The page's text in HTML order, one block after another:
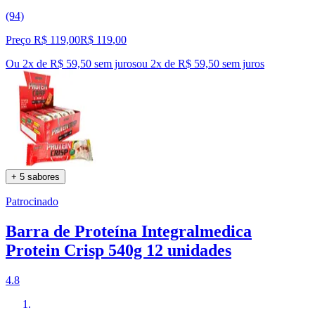
(94)
Preço R$ 119,00R$ 119,00
Ou 2x de R$ 59,50 sem jurosou 2x de R$ 59,50 sem juros
+ 5 sabores
Patrocinado
Barra de Proteína Integralmedica
Protein Crisp 540g 12 unidades
4.8